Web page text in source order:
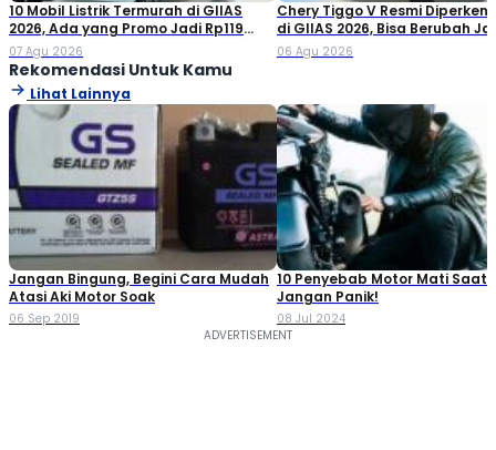
10 Mobil Listrik Termurah di GIIAS
2026, Ada yang Promo Jadi Rp119
Jutaan!
07 Agu 2026
Chery Tiggo V Resmi
di GIIAS 2026, Bisa Berubah
Double Cabin
06 Agu 2026
Rekomendasi Untuk Kamu
Lihat Lainnya
Jangan Bingung, Begini Cara Mudah
Atasi Aki Motor Soak
06 Sep 2019
10 Penyebab Motor Mati Saat
Jangan Panik!
08 Jul 2024